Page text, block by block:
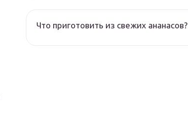
Что приготовить из свежих ананасов?